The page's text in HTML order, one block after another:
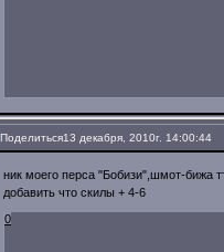
Поделиться13 декабря, 2010г. 14:00:44
ник моего перса "Бобизи",шмот-бижа
добавить что скилы + 4-6
0